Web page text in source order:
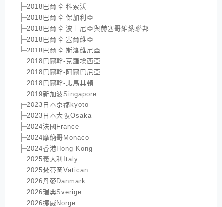
2018巴爾幹-科索沃
2018巴爾幹-保加利亞
2018巴爾幹-波士尼亞與赫塞哥維納聯邦
2018巴爾幹-塞爾維亞
2018巴爾幹-斯洛維尼亞
2018巴爾幹-克羅埃西亞
2018巴爾幹-阿爾巴尼亞
2018巴爾幹-北馬其頓
2019新加波Singapore
2023日本京都kyoto
2023日本大阪Osaka
2024法國France
2024摩納哥Monaco
2024香港Hong Kong
2025義大利Italy
2025梵蒂岡Vatican
2026丹麥Danmark
2026瑞典Sverige
2026挪威Norge